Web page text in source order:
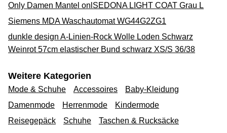
Only Damen Mantel onlSEDONA LIGHT COAT Grau L
Siemens MDA Waschautomat WG44G2ZG1
dunkle design A-Linien-Rock Wolle Loden Schwarz
Weinrot 57cm elastischer Bund schwarz XS/S 36/38
Weitere Kategorien
Mode & Schuhe Accessoires
Baby-Kleidung
Damenmode
Herrenmode
Kindermode
Reisegepäck
Schuhe
Taschen & Rucksäcke